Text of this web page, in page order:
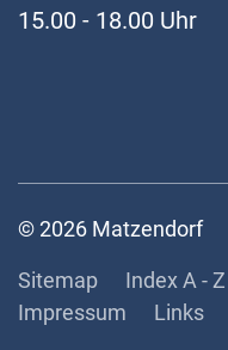
15.00 - 18.00 Uhr
© 2026 Matzendorf
Toolbar
Sitemap Index A - Z
Impressum
Links